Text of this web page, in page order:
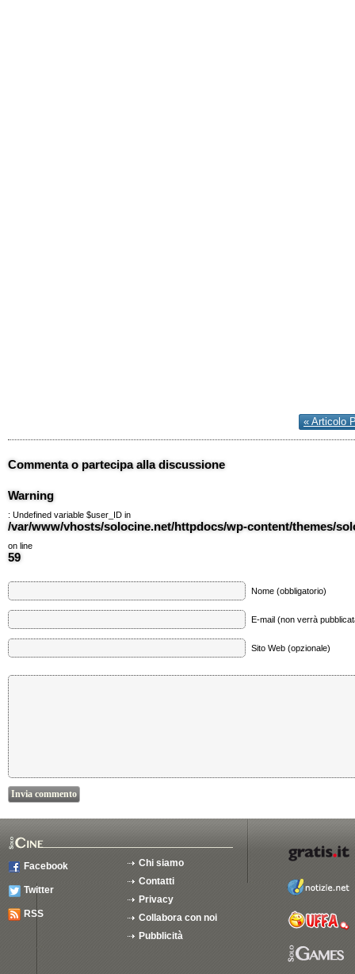
« Articolo
Commenta o partecipa alla discussione
Warning
: Undefined variable $user_ID in
/var/www/vhosts/solocine.net/httpdocs/wp-content/themes/
on line
59
Nome (obbligatorio)
E-mail (non verrà
Sito Web (opzionale)
Facebook
Twitter
RSS
Chi siamo
Contatti
Privacy
Collabora con noi
Pubblicità